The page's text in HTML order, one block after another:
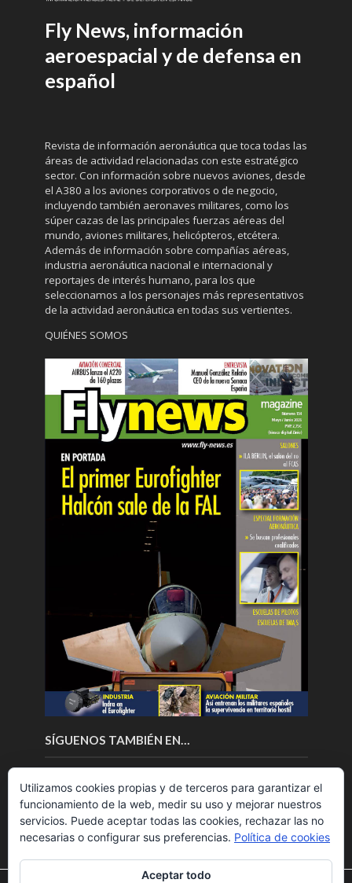
Fly News, información
aeroespacial y de defensa en
español
Revista de información aeronáutica que toca todas las
áreas de actividad relacionadas con este estratégico
sector. Con información sobre nuevos aviones, desde
el A380 a los aviones corporativos o de negocio,
incluyendo también aeronaves militares, como los
súper cazas de las principales fuerzas aéreas del
mundo, aviones militares, helicópteros, etcétera.
Además de información sobre compañías aéreas,
industria aeronáutica nacional e internacional y
reportajes de interés humano, para los que
seleccionamos a los personajes más representativos
de la actividad aeronáutica en todas sus vertientes.
QUIÉNES SOMOS
SÍGUENOS TAMBIÉN EN…
Utilizamos cookies propias y de terceros para garantizar el
funcionamiento de la web, medir su uso y mejorar nuestros
servicios. Puede aceptar todas las cookies, rechazar las no
necesarias o configurar sus preferencias. Política de cookies
Aceptar todo